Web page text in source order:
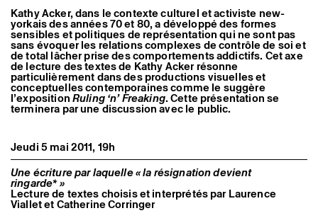
Kathy Acker, dans le contexte culturel et activiste new-
yorkais des années 70 et 80, a développé des formes
sensibles et politiques de représentation qui ne sont pas
sans évoquer les relations complexes de contrôle de soi et
de total lâcher prise des comportements addictifs. Cet axe
de lecture des textes de Kathy Acker résonne
particulièrement dans des productions visuelles et
conceptuelles contemporaines comme le suggère
l’expositionRuling ‘n’ Freaking. Cette présentation se
terminera par une discussion avec le public.
Jeudi 5 mai 2011, 19h
Une écriture par laquelle « la résignation devient
ringarde* »
Lecture de textes choisis et interprétés par Laurence
Viallet et Catherine Corringer